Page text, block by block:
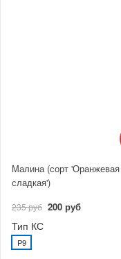
Малина (сорт 'Оранжевая
сладкая')
235 руб 200 руб
Тип КС
P9